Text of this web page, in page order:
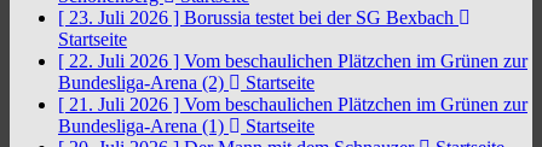
[ 23. Juli 2026 ] Borussia testet bei der SG Bexbach
Startseite
[ 22. Juli 2026 ] Vom beschaulichen Plätzchen im Grünen zur
Bundesliga-Arena (2)
Startseite
[ 21. Juli 2026 ] Vom beschaulichen Plätzchen im Grünen zur
Bundesliga-Arena (1)
Startseite